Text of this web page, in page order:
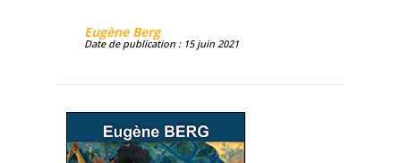
Eugène Berg
Date de publication : 15 juin 2021